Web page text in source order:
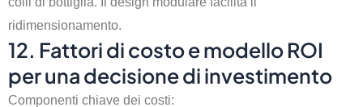
ridimensionamento.
12. Fattori di costo e modello ROI
per una decisione di investimento
Componenti chiave dei costi: